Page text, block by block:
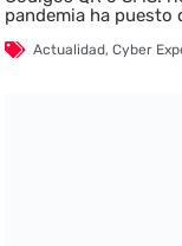
pandemia ha puesto
Actualidad,Cyber